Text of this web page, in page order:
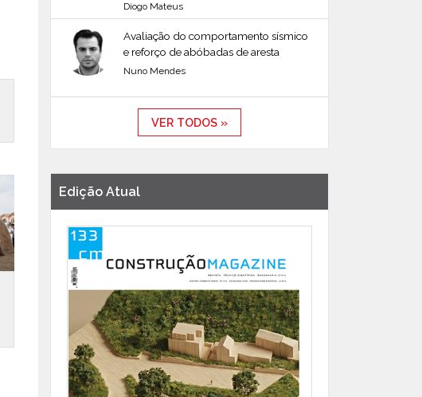
Diogo Mateus
Avaliação do comportamento sísmico
e reforço de abóbadas de aresta
Nuno Mendes
VER TODOS »
Edição Atual